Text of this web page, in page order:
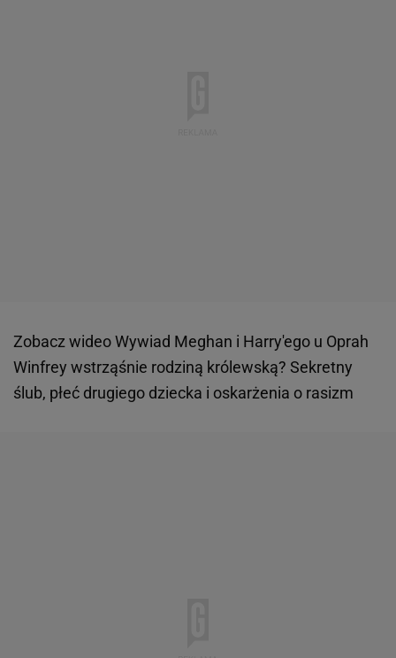
Zobacz wideoWywiad Meghan i Harry'ego u Oprah
Winfrey wstrząśnie rodziną królewską? Sekretny
ślub, płeć drugiego dziecka i oskarżenia o rasizm